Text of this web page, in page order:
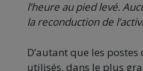
l’heure au pied levé.
la reconduction de
D’autant que les
utilisés, dans le plus